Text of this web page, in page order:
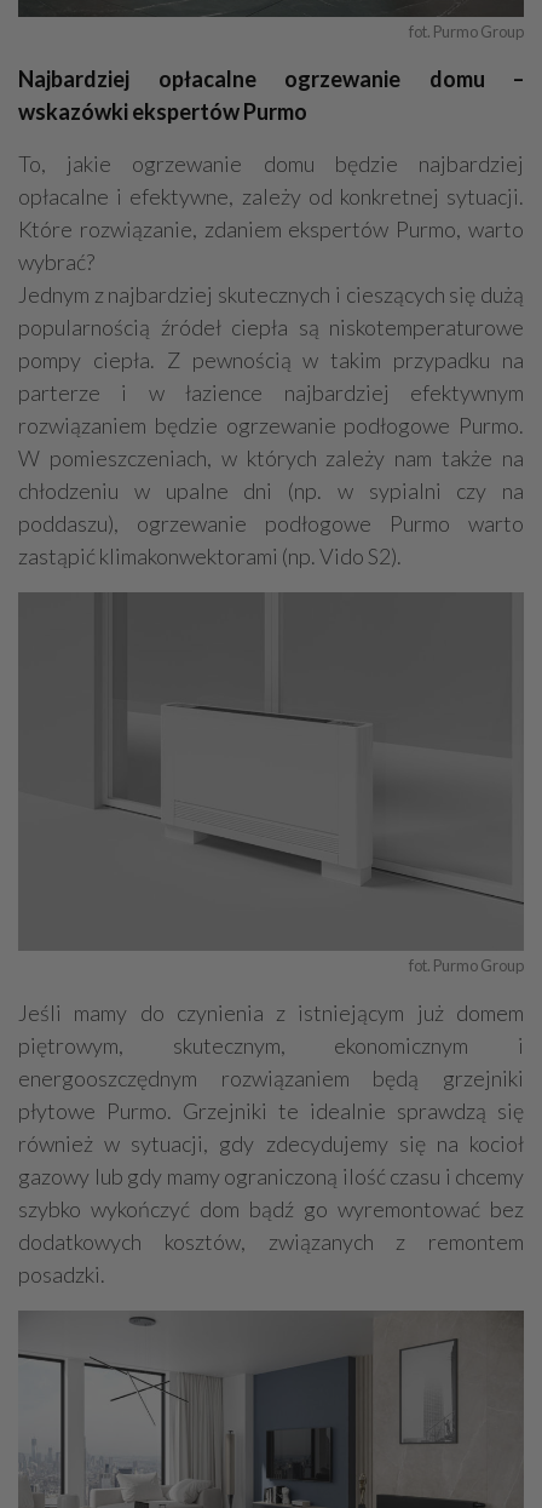
fot. Purmo Group
Najbardziej opłacalne ogrzewanie domu –
wskazówki ekspertów Purmo
To, jakie ogrzewanie domu będzie najbardziej
opłacalne i efektywne, zależy od konkretnej sytuacji.
Które rozwiązanie, zdaniem ekspertów Purmo, warto
wybrać?
Jednym z najbardziej skutecznych i cieszących się dużą
popularnością źródeł ciepła są niskotemperaturowe
pompy ciepła. Z pewnością w takim przypadku na
parterze i w łazience najbardziej efektywnym
rozwiązaniem będzie ogrzewanie podłogowe Purmo.
W pomieszczeniach, w których zależy nam także na
chłodzeniu w upalne dni (np. w sypialni czy na
poddaszu), ogrzewanie podłogowe Purmo warto
zastąpić klimakonwektorami (np. Vido S2).
fot. Purmo Group
Jeśli mamy do czynienia z istniejącym już domem
piętrowym, skutecznym, ekonomicznym i
energooszczędnym rozwiązaniem będą grzejniki
płytowe Purmo. Grzejniki te idealnie sprawdzą się
również w sytuacji, gdy zdecydujemy się na kocioł
gazowy lub gdy mamy ograniczoną ilość czasu i chcemy
szybko wykończyć dom bądź go wyremontować bez
dodatkowych kosztów, związanych z remontem
posadzki.